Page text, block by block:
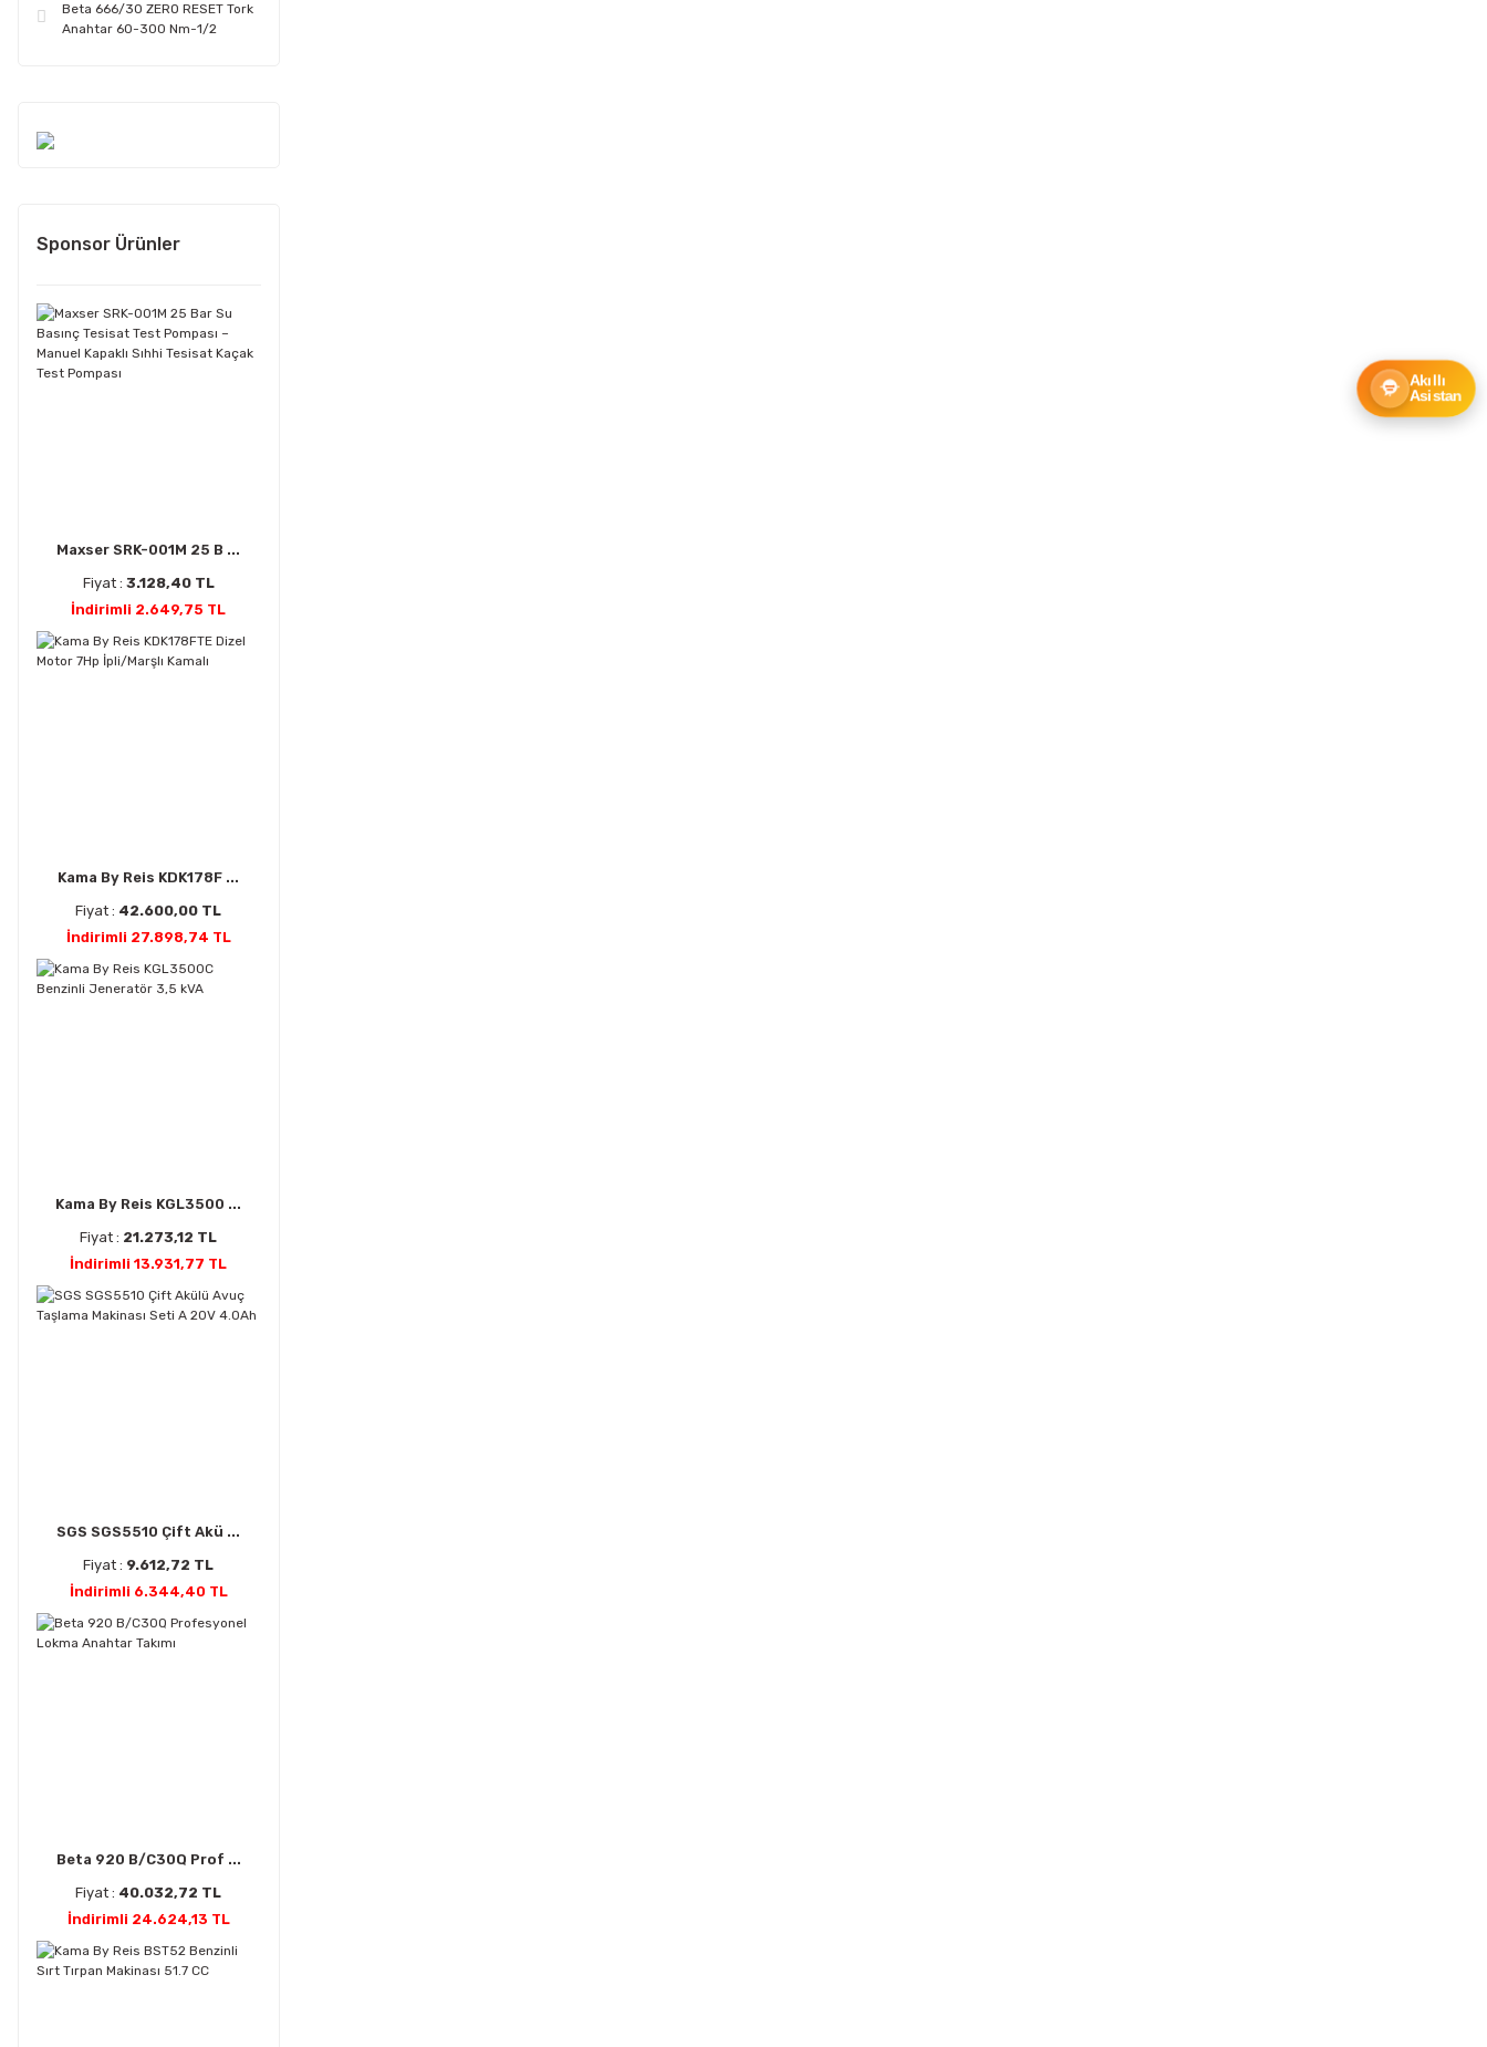
Beta 666/30 ZERO RESET Tork
Anahtar 60-300 Nm-1/2
Sponsor Ürünler
Maxser SRK-001M 25 B ...
Fiyat : 3.128,40 TL
İndirimli 2.649,75 TL
Kama By Reis KDK178F ...
Fiyat : 42.600,00 TL
İndirimli 27.898,74 TL
Kama By Reis KGL3500 ...
Fiyat : 21.273,12 TL
İndirimli 13.931,77 TL
SGS SGS5510 Çift Akü ...
Fiyat : 9.612,72 TL
İndirimli 6.344,40 TL
Beta 920 B/C30Q Prof ...
Fiyat : 40.032,72 TL
İndirimli 24.624,13 TL
Akıllı
Asistan